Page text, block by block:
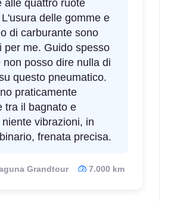
alle quattro ruote
delle gomme e
di carburante sono
per me. Guido spesso
non posso dire nulla di
questo pneumatico.
praticamente
tra il bagnato e
niente vibrazioni, in
frenata precisa.
Grandtour 7.000 km